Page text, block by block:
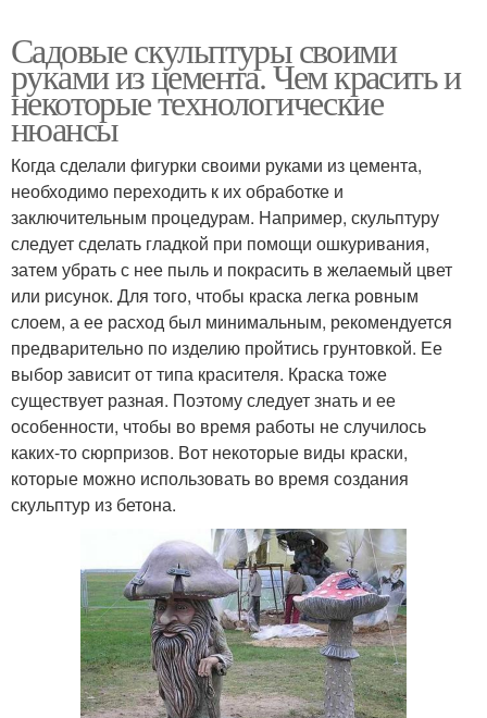
Садовые скульптуры своими
руками из цемента. Чем красить и
некоторые технологические
нюансы
Когда сделали фигурки своими руками из цемента,
необходимо переходить к их обработке и
заключительным процедурам. Например, скульптуру
следует сделать гладкой при помощи ошкуривания,
затем убрать с нее пыль и покрасить в желаемый цвет
или рисунок. Для того, чтобы краска легка ровным
слоем, а ее расход был минимальным, рекомендуется
предварительно по изделию пройтись грунтовкой. Ее
выбор зависит от типа красителя. Краска тоже
существует разная. Поэтому следует знать и ее
особенности, чтобы во время работы не случилось
каких-то сюрпризов. Вот некоторые виды краски,
которые можно использовать во время создания
скульптур из бетона.